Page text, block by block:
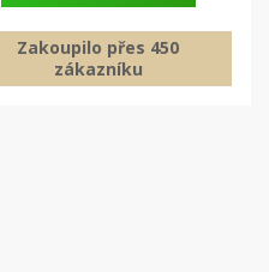
Zakoupilo přes 450
zákazníku